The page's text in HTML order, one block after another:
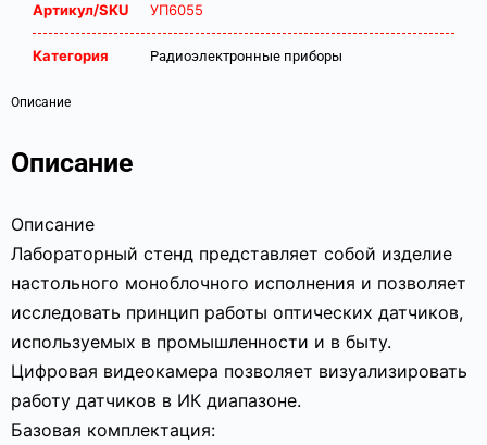
Артикул/SKU УП6055
Категория Радиоэлектронные приборы
Описание
Описание
Описание
Лабораторный стенд представляет собой изделие
настольного моноблочного исполнения и позволяет
исследовать принцип работы оптических датчиков,
используемых в промышленности и в быту.
Цифровая видеокамера позволяет визуализировать
работу датчиков в ИК диапазоне.
Базовая комплектация: